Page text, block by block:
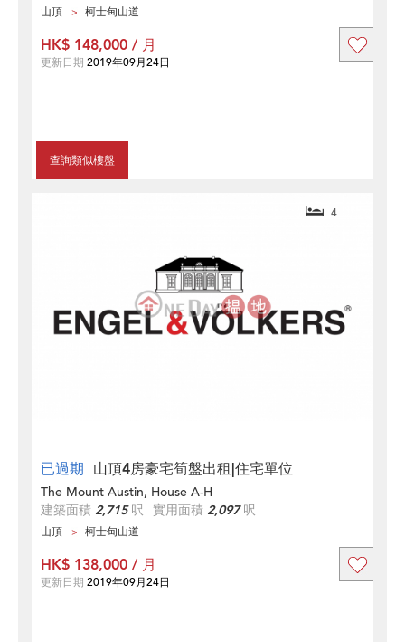
山頂 柯士甸山道
查詢類似樓盤
HK$ 148,000 / 月
更新日期 2019年09月24日
已過期 山頂4房豪宅筍盤出租|住宅單位
4
The Mount Austin, House A-H
建築面積 2,715呎 實用面積 2,097呎
山頂 柯士甸山道
HK$ 138,000 / 月
更新日期 2019年09月24日